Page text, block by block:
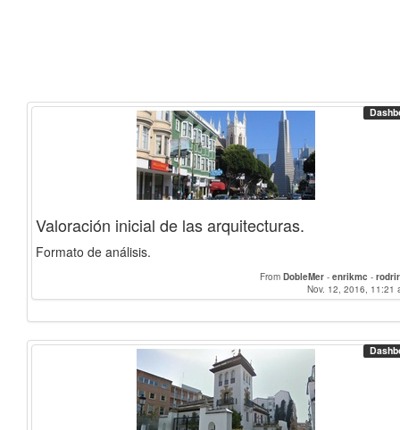
Valoración inicial de las arquitecturas.
Formato de análisis.
From DobleMer - enrikmc -
Nov. 12, 2016, 11:21